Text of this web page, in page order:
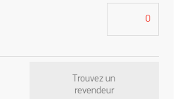
Trouvez un
revendeur